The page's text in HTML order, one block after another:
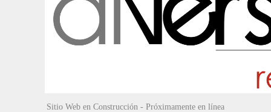
Sitio Web en Construcción - Próximamente en línea